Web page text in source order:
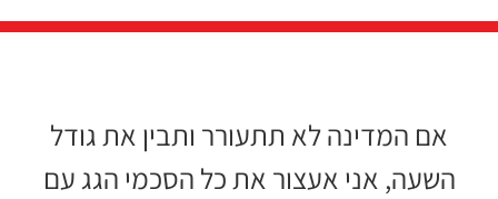
אם המדינה לא תתעורר ותבין את גודל
השעה, אני אעצור את כל הסכמי הגג עם